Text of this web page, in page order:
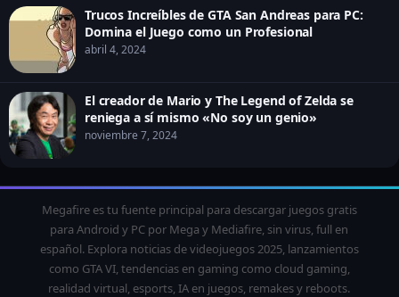
Trucos Increíbles de GTA San Andreas para PC:
Domina el Juego como un Profesional
abril 4, 2024
El creador de Mario y The Legend of Zelda se
reniega a sí mismo «No soy un genio»
noviembre 7, 2024
Megafire es tu fuente principal para descargar juegos gratis
para Android y PC por Mega y Mediafire, sin virus, full en
español. Explora noticias de videojuegos 2025, lanzamientos
como GTA VI, tendencias en gaming como cloud gaming,
realidad virtual, esports, IA en juegos, remakes y reboots.